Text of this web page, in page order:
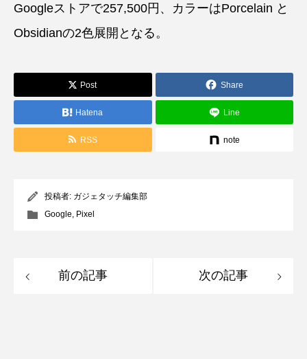
Googleストアで257,500円、カラーはPorcelain と
Obsidianの2色展開となる。
Post Share
Hatena Line
RSS note
投稿者: ガジェタッチ編集部
Google Pixel
前の記事 次の記事